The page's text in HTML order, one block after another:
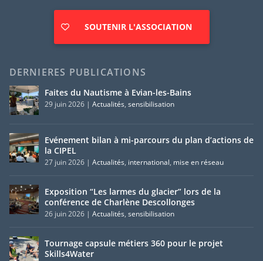
SOUTENIR L'ASSOCIATION
DERNIERES PUBLICATIONS
Faites du Nautisme à Evian-les-Bains
29 juin 2026| Actualités, sensibilisation
Evénement bilan à mi-parcours du plan d’actions de
la CIPEL
27 juin 2026| Actualités, international, mise en réseau
Exposition “Les larmes du glacier” lors de la
conférence de Charlène Descollonges
26 juin 2026| Actualités, sensibilisation
Tournage capsule métiers 360 pour le projet
Skills4Water